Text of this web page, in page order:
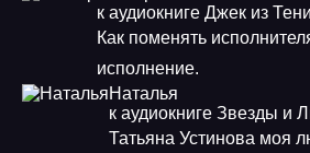
к аудиокниге Джек из
Как поменять
исполнение.
Наталья
к аудиокниге Звезды и
Татьяна Устинова моя